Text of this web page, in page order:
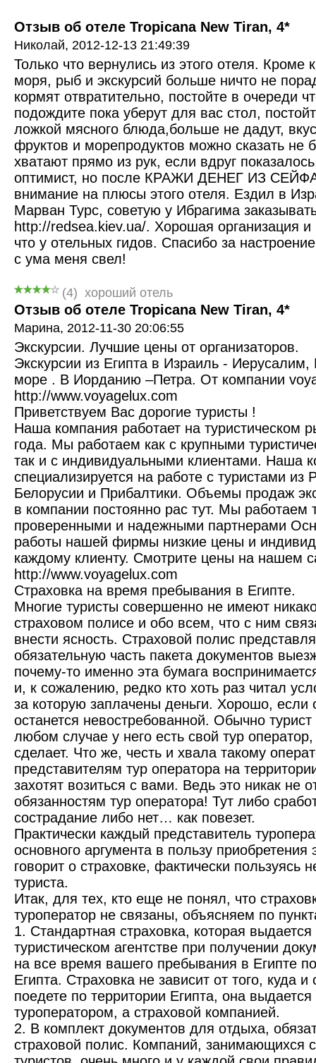
Отзыв об отеле Tropicana New Tiran, 4*
Николай, 2012-12-13 21:49:39
Только что вернулись из этого отеля. Кроме
моря, рыб и экскурсий больше ничто не
кормят отвратительно, постойте в очереди
подождите пока уберут для вас стол,
ложкой мясного блюда,больше не дадут,
фруктов и морепродуктов можно сказать не
хватают прямо из рук, если вдруг
оптимист, но после КРАЖИ ДЕНЕГ ИЗ СЕЙФА
внимание на плюсы этого отеля. Ездил в
Марван Турс, советую у Ибрагима
http://redsea.kiev.ua/. Хорошая организация и
что у отельных гидов. Спасибо за
с ума меня свел!
(4) хороший отель
Отзыв об отеле Tropicana New Tiran, 4*
Mарина, 2012-11-30 20:06:55
Экскурсии. Лучшие цены от организаторов.
Экскурсии из Египта в Израиль -
море . В Иорданию –Петра. От компании
http://www.voyagelux.com
Приветствуем Вас дорогие туристы !
Наша компания работает на туристическом
года. Мы работаем как с крупными
так и с индивидуальными клиентами. Наша
специализируется на работе с туристами из
Белорусии и Прибалтики. Объемы продаж
в компании постоянно рас тут. Мы работаем
проверенными и надежными партнерами
работы нашей фирмы низкие цены и
каждому клиенту. Смотрите цены на нашем
http://www.voyagelux.com
Страховка на время пребывания в Египте.
Многие туристы совершенно не имеют
страховом полисе и обо всем, что с ним
внести ясность. Страховой полис
обязательную часть пакета документов
почему-то именно эта бумага
и, к сожалению, редко кто хоть раз читал
за которую заплачены деньги. Хорошо, если
останется невостребованной. Обычно турист
любом случае у него есть свой тур
сделает. Что же, честь и хвала такому
представителям тур оператора на
захотят возиться с вами. Ведь это никак не
обязанностям тур оператора! Тут либо
сострадание либо нет… как повезет.
Практически каждый представитель
основного аргумента в пользу приобретения
говорит о страховке, фактически пользуясь
туриста.
Итак, для тех, кто еще не понял, что
туроператор не связаны, объясняем по
1. Стандартная страховка, которая выдается
туристическом агентстве при получении
на все время вашего пребывания в Египте
Египта. Страховка не зависит от того, куда
поедете по территории Египта, она
туроператором, а страховой компанией.
2. В комплект документов для отдыха,
страховой полис. Компаний, занимающихся